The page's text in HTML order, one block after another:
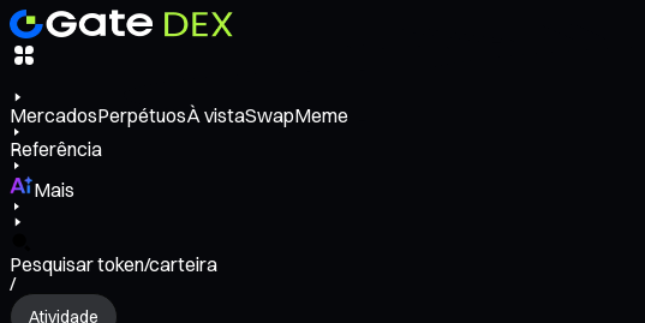
MercadosPerpétuosÀ vistaSwapMeme
Referência
Mais
Pesquisar token/carteira
/
Atividade